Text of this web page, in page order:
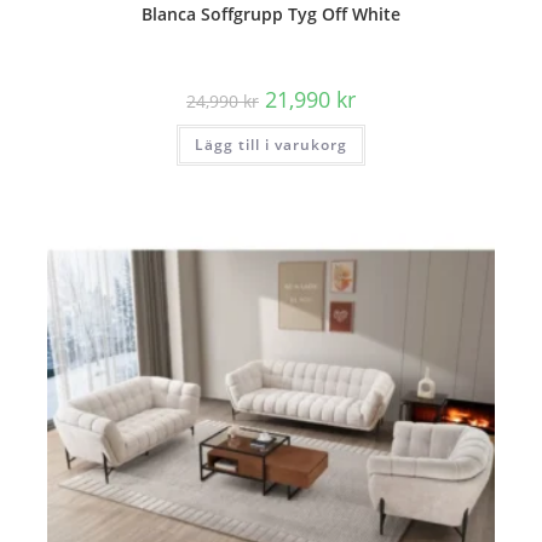
Blanca Soffgrupp Tyg Off White
24,990kr Det
ursprungliga
priset
var:
24,990 kr.
21,990 krDet
priset
21,990 kr.
Lägg till i varukorg
REA!